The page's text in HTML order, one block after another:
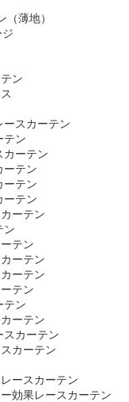
（薄地）
ン
ースカーテン
テン
カーテン
ーテン
ーテン
ーテン
ーテン
ン
テン
ーテン
ーテン
テン
テン
ーテン
スカーテン
カーテン
ースカーテン
効果レースカーテン